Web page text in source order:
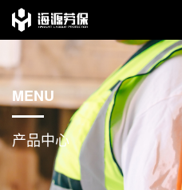
MENU
产品中心